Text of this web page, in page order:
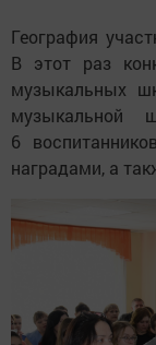
География
В этот раз
музыкальных
музыкальной
6
наградами, а